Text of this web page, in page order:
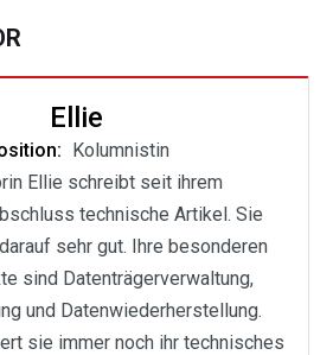
Ellie
Kolumnistin
Ellie schreibt seit ihrem
technische Artikel. Sie
sehr gut. Ihre besonderen
sind Datenträgerverwaltung,
und Datenwiederherstellung.
sie immer noch ihr technisches